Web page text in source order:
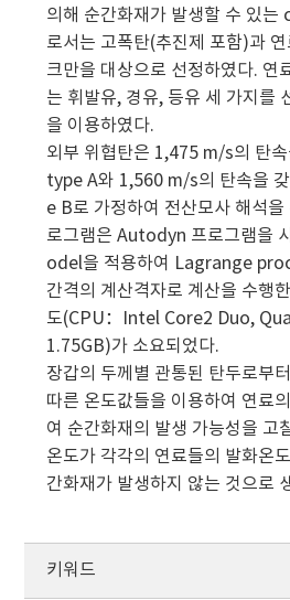
의해 순간화재가 발생할 수 있
로서는 고폭탄(추진제 포함)과
크만을 대상으로 선정하였다. 연
는 휘발유, 경유, 등유 세 가지를
을 이용하였다.
외부 위협탄은 1,475 m/s의 탄
type A와 1,560 m/s의 탄속을
e B로 가정하여 전산모사 해석을
로그램은 Autodyn 프로그램을
odel을 적용하여 Lagrange
간격의 계산격자로 계산을 수행
도(CPU：Intel Core2 Duo,
1.75GB)가 소요되었다.
장갑의 두께별 관통된 탄두로부
따른 온도값들을 이용하여 연료
여 순간화재의 발생 가능성을 고
온도가 각각의 연료들의 발화온
간화재가 발생하지 않는 것으로
키워드